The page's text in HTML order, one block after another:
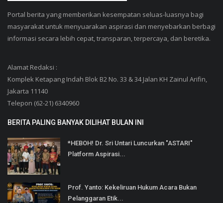
Portal berita yang memberikan kesempatan seluas-luasnya bagi
masyarakat untuk menyuarakan aspirasi dan menyebarkan berbagi
informasi secara lebih cepat, transparan, terpercaya, dan beretika.
Alamat Redaksi :
Komplek Ketapang Indah Blok B2 No. 33 & 34 Jalan KH Zainul Arifin,
Jakarta 11140
Telepon (62-21) 6340960
BERITA PALING BANYAK DILIHAT BULAN INI
*HEBOH! Dr. Sri Untari Luncurkan "ASTARI"
Platform Aspirasi...
Prof. Yanto: Kekeliruan Hukum Acara Bukan
Pelanggaran Etik...